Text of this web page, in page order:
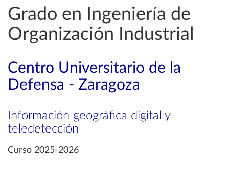
Grado en Ingeniería de
Organización Industrial
Centro Universitario de la
Defensa - Zaragoza
Información geográfica digital y
teledetección
Curso 2025-2026